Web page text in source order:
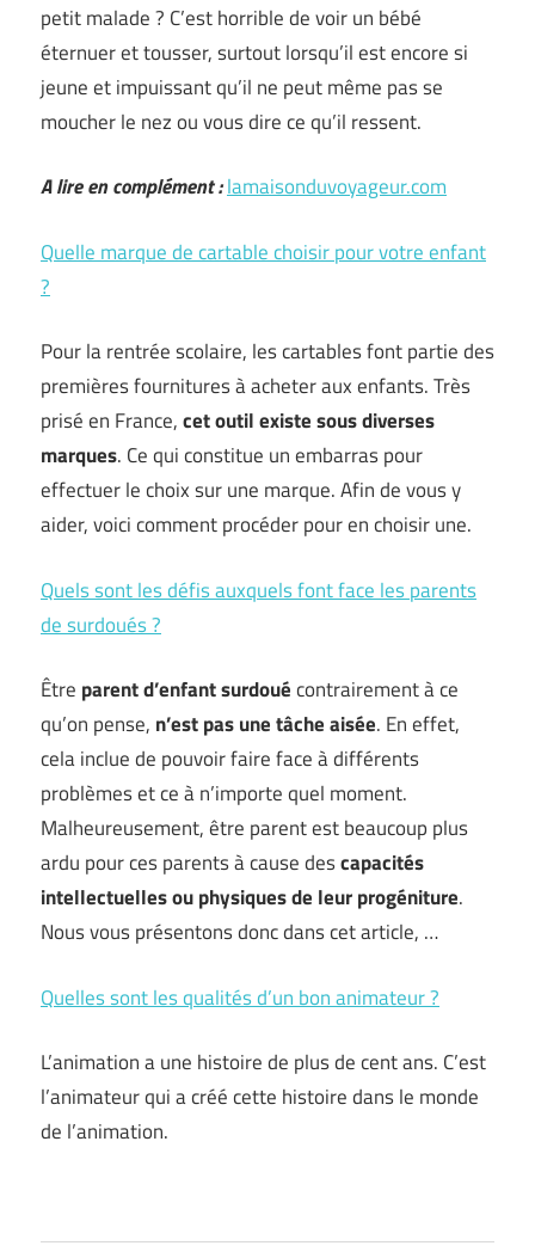
petit malade ? C’est horrible de voir un bébé
éternuer et tousser, surtout lorsqu’il est encore si
jeune et impuissant qu’il ne peut même pas se
moucher le nez ou vous dire ce qu’il ressent.
A lire en complément :lamaisonduvoyageur.com
Quelle marque de cartable choisir pour votre enfant
?
Pour la rentrée scolaire, les cartables font partie des
premières fournitures à acheter aux enfants. Très
prisé en France,cet outil existe sous diverses
marques. Ce qui constitue un embarras pour
effectuer le choix sur une marque. Afin de vous y
aider, voici comment procéder pour en choisir une.
Quels sont les défis auxquels font face les parents
de surdoués ?
Être parent d’enfant surdouécontrairement à ce
qu’on pense, n’est pas une tâche aisée. En effet,
cela inclue de pouvoir faire face à différents
problèmes et ce à n’importe quel moment.
Malheureusement, être parent est beaucoup plus
ardu pour ces parents à cause descapacités
intellectuelles ou physiques de leur progéniture.
Nous vous présentons donc dans cet article, …
Quelles sont les qualités d’un bon animateur ?
L’animation a une histoire de plus de cent ans. C’est
l’animateur qui a créé cette histoire dans le monde
de l’animation.